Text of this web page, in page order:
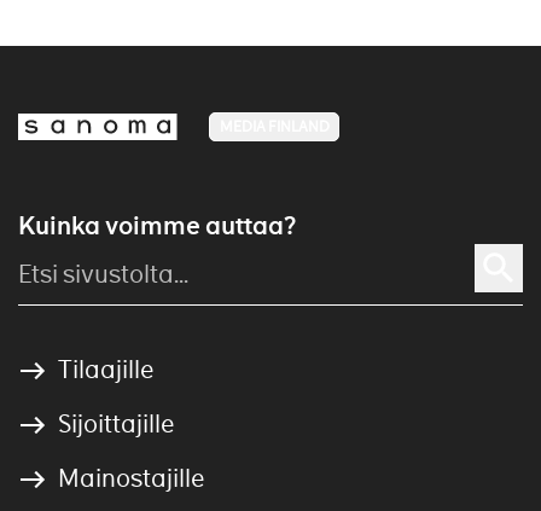
Kuinka voimme auttaa?
Tilaajille
Sijoittajille
Mainostajille